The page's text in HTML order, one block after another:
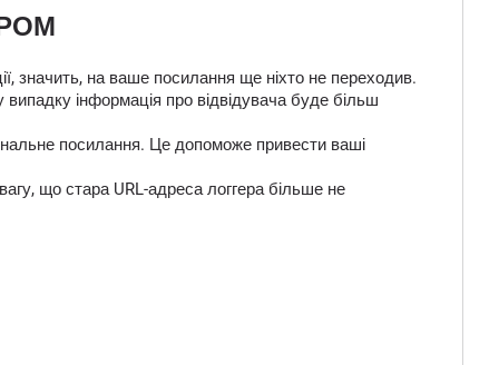
значить, на ваше посилання ще ніхто не переходив.
інформація про відвідувача буде більш
посилання. Це допоможе привести ваші
що стара URL-адреса логгера більше не